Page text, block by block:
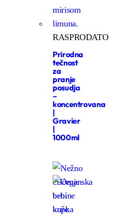
RASPRODATO
Prirodna
tečnost
za
pranje
posudja
–
koncentrovana
|
Gravier
|
1000ml